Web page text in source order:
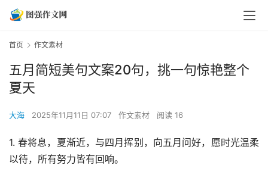
首页 作文素材
五月简短美句文案20句，挑一句惊艳整个
夏天
大海 2025年11月11日 07:07 作文素材 阅读 16
1. 春将息，夏渐近，与四月挥别，向五月问好，愿时光温柔
以待，所有努力皆有回响。